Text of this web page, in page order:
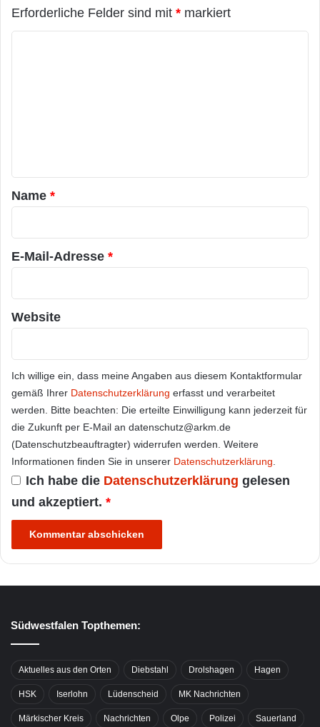
Erforderliche Felder sind mit * markiert
a
r
*
Name *
E-Mail-Adresse *
Website
Ich willige ein, dass meine Angaben aus diesem Kontaktformular
gemäß Ihrer Datenschutzerklärung erfasst und verarbeitet
werden. Bitte beachten: Die erteilte Einwilligung kann jederzeit für
die Zukunft per E-Mail an datenschutz@arkm.de
(Datenschutzbeauftragter) widerrufen werden. Weitere
Informationen finden Sie in unserer Datenschutzerklärung
Ich habe die Datenschutzerklärung gelesen
und akzeptiert. *
Südwestfalen Topthemen:
Aktuelles aus den Orten Diebstahl Drolshagen Hagen
HSK Iserlohn Lüdenscheid MK Nachrichten
Märkischer Kreis Nachrichten Olpe Polizei Sauerland